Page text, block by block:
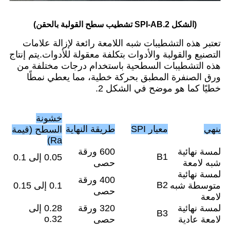
(الشكل 2.SPI-AB تشطيب سطح القولبة بالحقن)
تعتبر هذه التشطيبات شبه اللامعة رائعة لإزالة علامات
التصنيع والقولبة والأدوات بتكلفة معقولة للأدوات.يتم إنتاج
هذه التشطيبات السطحية باستخدام درجات مختلفة من
ورق الصنفرة المطبق بحركة خطية، مما يعطي نمطًا
خطيًا كما هو موضح في الشكل 2.
ينهي معيار SPI طريقة النهاية
خشونة
السطح (قيمة
Ra)
لمسة نهائية
شبه لامعة
B1
600 ورقة
حصى
0.05 إلى 0.1
لمسة نهائية
متوسطة شبه
لامعة
B2
400 ورقة
حصى
0.1 إلى 0.15
لمسة نهائية
لامعة عادية
B3
320 ورقة
حصى
0.28 إلى
o.32